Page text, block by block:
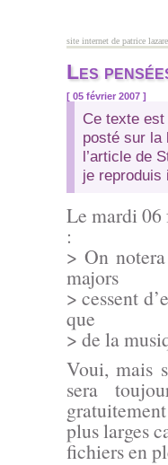
site internet de patrice
vous êtes ici
Les
[ 05 février 2007 ]
Ce texte
posté sur la
l’article de
je reproduis
Le mardi 06
:
> On
majors
> cessent
que
> de la
Voui, mais
sera
plus larges
fichiers en